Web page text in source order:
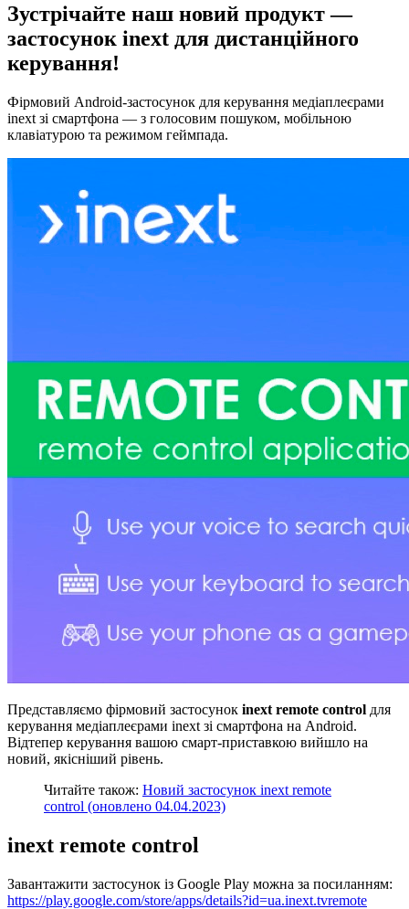
Зустрічайте наш новий продукт —
застосунок inext для дистанційного
керування!
Фірмовий Android-застосунок для керування медіаплеєрами
inext зі смартфона — з голосовим пошуком, мобільною
клавіатурою та режимом геймпада.
Представляємо фірмовий застосунок inext remote control для
керування медіаплеєрами inext зі смартфона на Android.
Відтепер керування вашою смарт-приставкою вийшло на
новий, якісніший рівень.
Читайте також: Новий застосунок inext remote
control (оновлено 04.04.2023)
inext remote control
Завантажити застосунок із Google Play можна за посиланням:
https://play.google.com/store/apps/details?id=ua.inext.tvremote